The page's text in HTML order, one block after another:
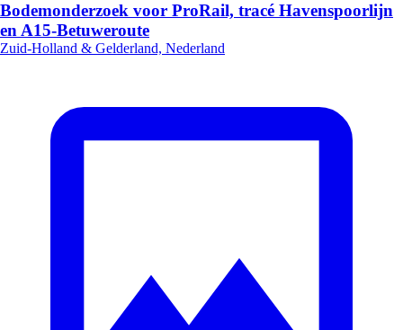
Bodemonderzoek voor ProRail, tracé Havenspoorlijn
en A15-Betuweroute
Zuid-Holland & Gelderland, Nederland